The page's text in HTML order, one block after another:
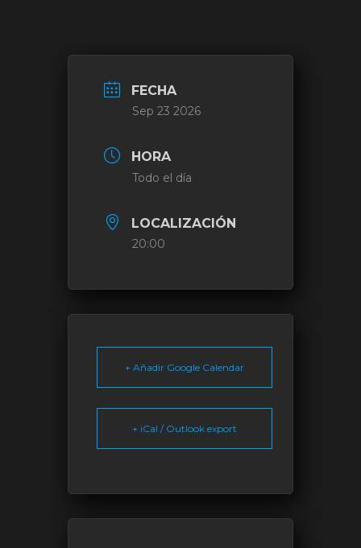
FECHA
Sep 23 2026
HORA
Todo el día
LOCALIZACIÓN
20:00
+ Añadir Google Calendar
+ iCal / Outlook export